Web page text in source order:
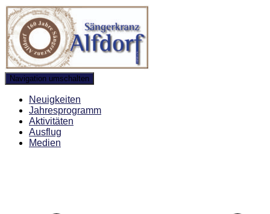
Navigation umschalten
Neuigkeiten
Jahresprogramm
Aktivitäten
Ausflug
Medien